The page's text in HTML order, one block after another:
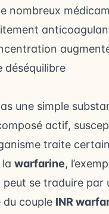
nombreux
déséquilibre
une simple
actif,
traite
warfarine,
se traduire par
du couple INR